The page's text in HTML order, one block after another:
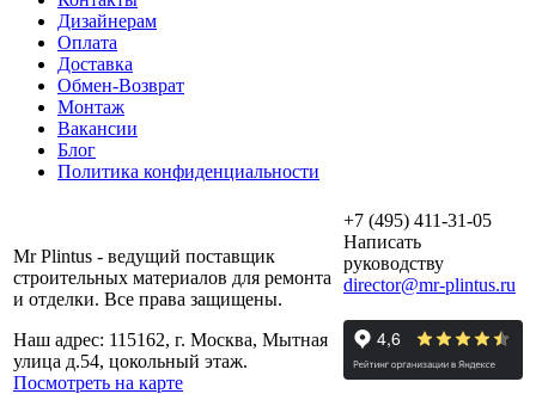
Дизайнерам
Оплата
Доставка
Обмен-Возврат
Монтаж
Вакансии
Блог
Политика конфиденциальности
Mr Plintus - ведущий поставщик
строительных материалов для ремонта
и отделки. Все права защищены.
Наш адрес: 115162, г. Москва, Мытная
улица д.54, цокольный этаж.
Посмотреть на карте
+7 (495) 411-31-05
Написать
руководству
director@mr-plintus.ru